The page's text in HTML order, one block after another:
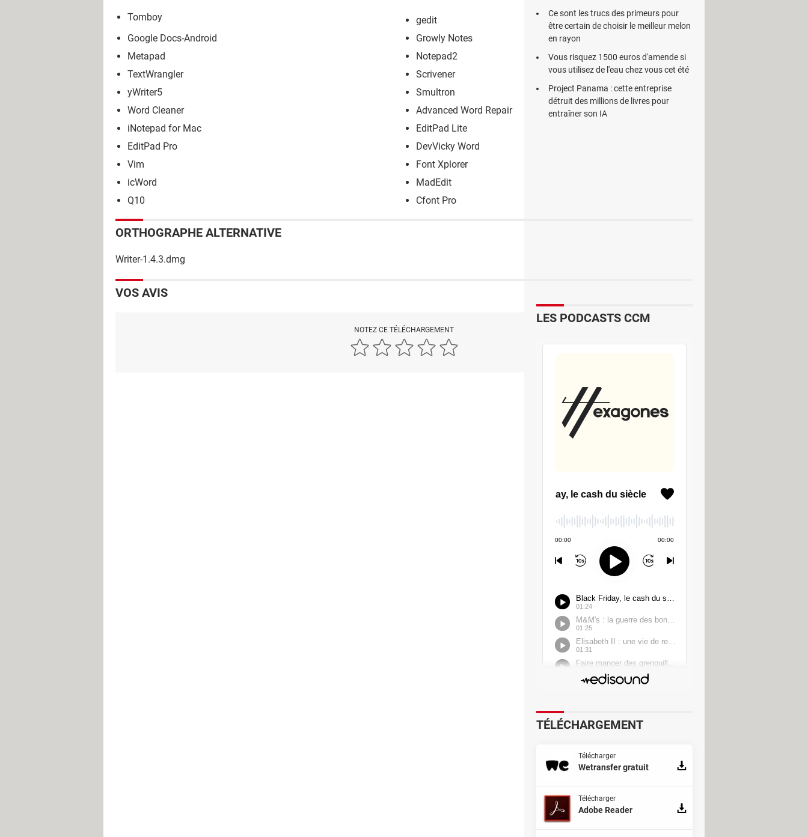
Tomboy
gedit
Google Docs-Android
Growly Notes
Metapad
Notepad2
TextWrangler
Scrivener
yWriter5
Smultron
Word Cleaner
Advanced Word Repair
iNotepad for Mac
EditPad Lite
EditPad Pro
DevVicky Word
Vim
Font Xplorer
icWord
MadEdit
Q10
Cfont Pro
ORTHOGRAPHE ALTERNATIVE
Writer-1.4.3.dmg
VOS AVIS
NOTEZ CE TÉLÉCHARGEMENT
Ce sont les trucs des primeurs pour
être certain de choisir le meilleur melon
en rayon
Vous risquez 1500 euros d'amende si
vous utilisez de l'eau chez vous cet été
Project Panama : cette entreprise
détruit des millions de livres pour
entraîner son IA
LES PODCASTS CCM
TÉLÉCHARGEMENT
Télécharger
Wetransfer gratuit
Télécharger
Adobe Reader